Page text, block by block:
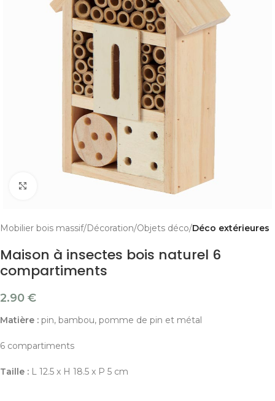
Cliquer pour agrandir
Mobilier bois massif Décoration Objets déco Déco extérieures
Maison à insectes bois naturel 6
compartiments
2.90 €
Matière : pin, bambou, pomme de pin et métal
6 compartiments
Taille : L 12.5 x H 18.5 x P 5 cm